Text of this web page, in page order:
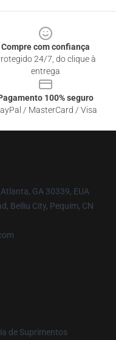
Compre com confiança
24/7, do clique à
entrega
100% seguro
/ MasterCard / Visa
GA 30339, EUA
Beiliu City, Pequim, CN
de Suprimentos